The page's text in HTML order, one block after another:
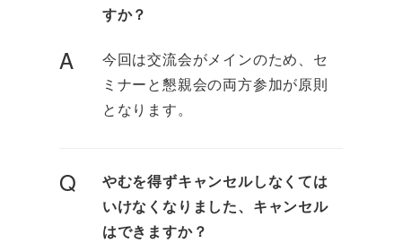
すか？
A
今回は交流会がメインのため、セ
ミナーと懇親会の両方参加が原則
となります。
Q
やむを得ずキャンセルしなくては
いけなくなりました、キャンセル
はできますか？